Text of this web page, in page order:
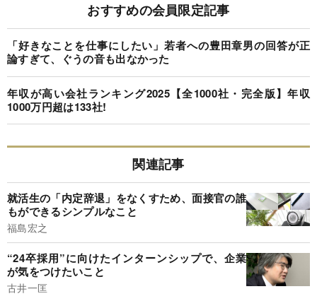
おすすめの会員限定記事
「好きなことを仕事にしたい」若者への豊田章男の回答が正
論すぎて、ぐうの音も出なかった
年収が高い会社ランキング2025【全1000社・完全版】年収
1000万円超は133社!
関連記事
就活生の「内定辞退」をなくすため、面接官の誰
もができるシンプルなこと
福島宏之
“24卒採用”に向けたインターンシップで、企業
が気をつけたいこと
古井一匡